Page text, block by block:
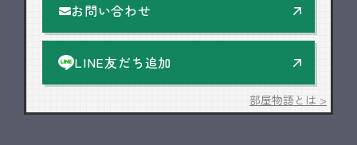
お問い合わせ
LINE友だち追加
部屋物語とは >